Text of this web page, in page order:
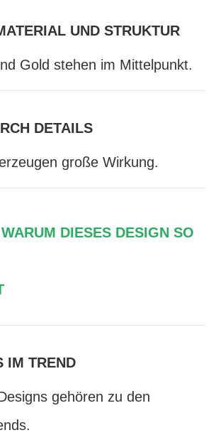
UND STRUKTUR
Gold stehen im Mittelpunkt.
DETAILS
große Wirkung.
DIESES DESIGN SO
IM TREND
gehören zu den